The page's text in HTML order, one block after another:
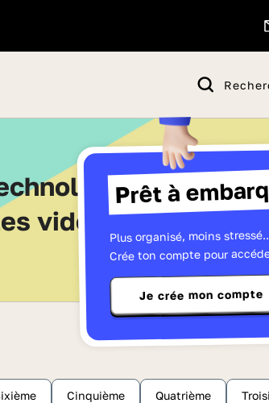
Prêt à
Plus organisé, moins
Crée ton compte pour
Je crée mon compte
vidéos de
Cinquième Quatrième